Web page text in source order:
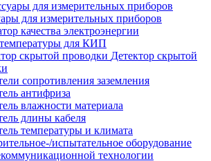
для измерительных приборов
качества электроэнергии
для КИП
Детектор скрытой
сопротивления заземления
антифриза
влажности материала
длины кабеля
температуры и климата